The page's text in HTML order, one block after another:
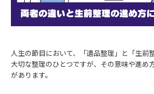
人生の節目において、「遺品整理」と「生前
大切な整理のひとつですが、その意味や進め
があります。